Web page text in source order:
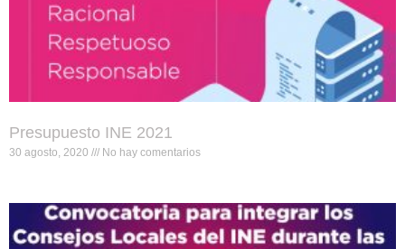
Presupuesto INE 2021
30 agosto, 2020 No hay comentarios